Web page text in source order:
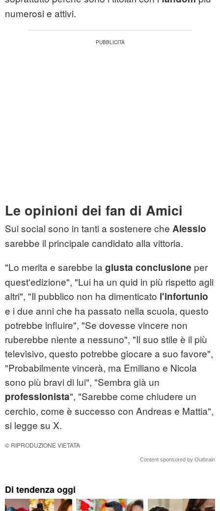
numerosi e attivi.
Le opinioni dei fan di Amici
Sui social sono in tanti a sostenere che Alessio
sarebbe il principale candidato alla vittoria.
"Lo merita e sarebbe la giusta conclusione per
quest'edizione", "Lui ha un quid in più rispetto agli
altri", "Il pubblico non ha dimenticato l'infortunio
e i due anni che ha passato nella scuola, questo
potrebbe influire", "Se dovesse vincere non
ruberebbe niente a nessuno", "Il suo stile è il più
televisivo, questo potrebbe giocare a suo favore",
"Probabilmente vincerà, ma Emiliano e Nicola
sono più bravi di lui", "Sembra già un
professionista", "Sarebbe come chiudere un
cerchio, come è successo con Andreas e Mattia",
si legge su X.
© RIPRODUZIONE VIETATA
Content sponsored by Outbrain
Di tendenza oggi